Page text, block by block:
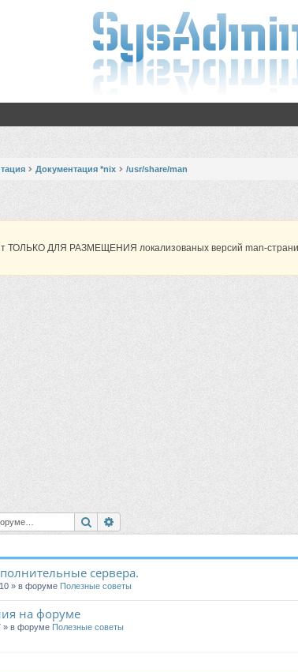
Документация *nix /usr/share/man
ТОЛЬКО ДЛЯ РАЗМЕЩЕНИЯ локализованых версий man-
Поиск
сервера.
» в форуме Полезные советы
на форуме
» в форуме Полезные советы